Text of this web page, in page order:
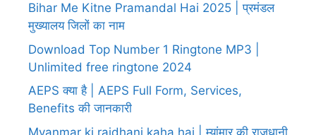
Bihar Me Kitne Pramandal Hai 2025 | प्रमंडल
मुख्यालय जिलों का नाम
Download Top Number 1 Ringtone MP3 |
Unlimited free ringtone 2024
AEPS क्या है | AEPS Full Form, Services,
Benefits की जानकारी
Myanmar ki rajdhani kaha hai | म्यांमार की राजधानी